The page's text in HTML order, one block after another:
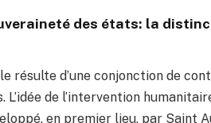
des états: la
résulte d’une conjonction de
de l’intervention
en premier lieu, par Saint